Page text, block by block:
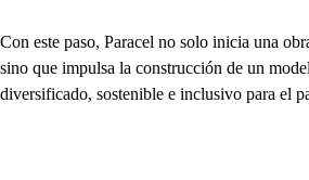
Con este paso, Paracel no solo inicia una
sino que impulsa la construcción de un
diversificado, sostenible e inclusivo para el